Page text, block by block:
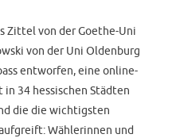
Zittel von der Goethe-Uni
von der Uni Oldenburg
entworfen, eine online-
34 hessischen Städten
die die wichtigsten
Wählerinnen und